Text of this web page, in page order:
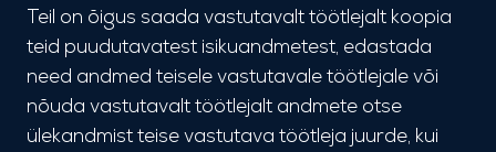
Teil on õigus saada vastutavalt töötlejalt koopia
teid puudutavatest isikuandmetest, edastada
need andmed teisele vastutavale töötlejale või
nõuda vastutavalt töötlejalt andmete otse
ülekandmist teise vastutava töötleja juurde, kui